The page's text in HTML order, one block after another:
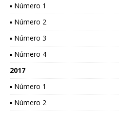
▪ Número 1
▪ Número 2
▪ Número 3
▪ Número 4
2017
▪ Número 1
▪ Número 2